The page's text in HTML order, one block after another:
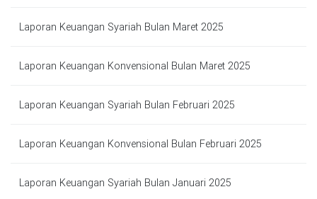
Laporan Keuangan Syariah Bulan Maret 2025
Laporan Keuangan Konvensional Bulan Maret 2025
Laporan Keuangan Syariah Bulan Februari 2025
Laporan Keuangan Konvensional Bulan Februari 2025
Laporan Keuangan Syariah Bulan Januari 2025